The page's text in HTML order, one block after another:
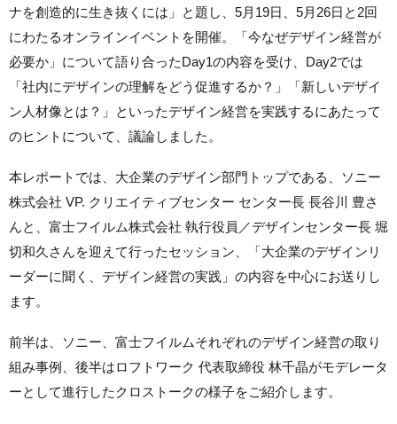
ナを創造的に生き抜くには」と題し、5月19日、5月26日と2回
にわたるオンラインイベントを開催。「今なぜデザイン経営が
必要か」について語り合ったDay1の内容を受け、Day2では
「社内にデザインの理解をどう促進するか？」「新しいデザイ
ン人材像とは？」といったデザイン経営を実践するにあたって
のヒントについて、議論しました。
本レポートでは、大企業のデザイン部門トップである、ソニー
株式会社 VP. クリエイティブセンター センター長 長谷川 豊さ
んと、富士フイルム株式会社 執行役員／デザインセンター長 堀
切和久さんを迎えて行ったセッション、「大企業のデザインリ
ーダーに聞く、デザイン経営の実践」の内容を中心にお送りし
ます。
前半は、ソニー、富士フイルムそれぞれのデザイン経営の取り
組み事例、後半はロフトワーク 代表取締役 林千晶がモデレータ
ーとして進行したクロストークの様子をご紹介します。